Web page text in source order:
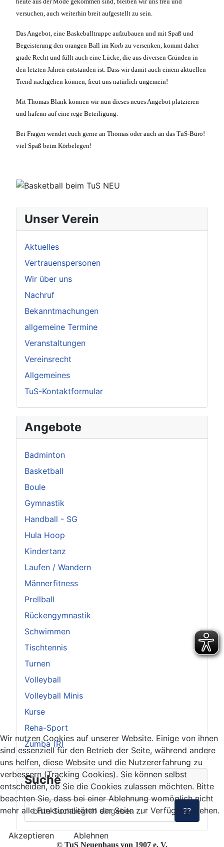
Unser Verein
Aktuelles
Vertrauenspersonen
Wir über uns
Nachruf
Bekanntmachungen
allgemeine Termine
Veranstaltungen
Vereinsrecht
Allgemeines
TuS-Kontaktformular
Angebote
Badminton
Basketball
Boule
Gymnastik
Handball - SG
Hula Hoop
Kindertanz
Laufen / Wandern
Männerfitness
Prellball
Rückengymnastik
Schwimmen
Tischtennis
Turnen
Volleyball
Volleyball Minis
Kurse
Reha-Sport
Zumba (R)
Suche
??
versuchen, auch weiterhin breit aufgestellt zu sein.
Das Angebot, eine Baskeballtruppe aufzubauen und mit Spaß und
Begeisterung den orangen Ball im Korb zu versenken, kommt daher
grade Recht und füllt auch eine Lücke, die aus diversen Gründen in
den letzten Jahren entstanden ist. Dass wir damit auch einem aktuellen
Trend nachgehen können, freut uns natürlich ungemein!
Mit Thomas Blank können wir nun dieses neues Angebot platzieren
und hafenn auf eine rege Beteiligung.
Bei Fragen wendet euch gerne an Thomas oder auch an das TuS-Büro!
viel Spaß beim Körbelegen!
© TuS Neuenhaus von 1907 e. V.
Wir nutzen Cookies auf unserer Website. Einige von ihnen
sind essenziell für den Betrieb der Seite, während andere
uns helfen, diese Website und die Nutzererfahrung zu
verbessern (Tracking Cookies). Sie können selbst
entscheiden, ob Sie die Cookies zulassen möchten. Bitte
beachten Sie, dass bei einer Ablehnung womöglich nicht
mehr alle Funktionalitäten der Seite zur Verfügung stehen.
Akzeptieren Ablehnen